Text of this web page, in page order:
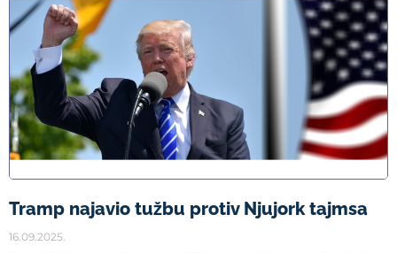
Tramp najavio tužbu protiv Njujork tajmsa
16.09.2025.